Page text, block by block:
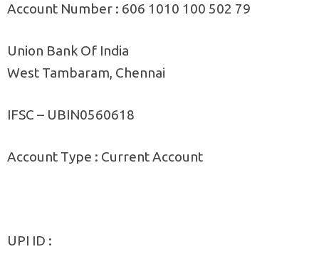
Account Number : 606 1010 100 502 79
Union Bank Of India
West Tambaram, Chennai
IFSC – UBIN0560618
Account Type : Current Account
UPI ID :